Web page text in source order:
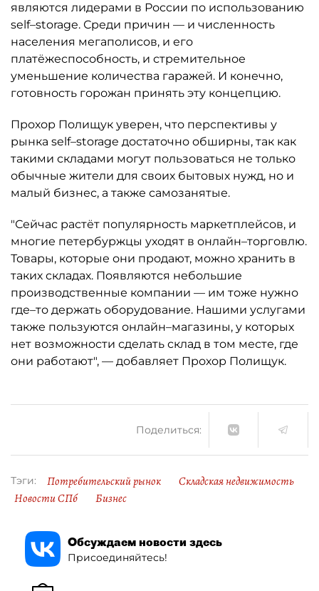
являются лидерами в России по использованию
self–storage. Среди причин — и численность
населения мегаполисов, и его
платёжеспособность, и стремительное
уменьшение количества гаражей. И конечно,
готовность горожан принять эту концепцию.
Прохор Полищук уверен, что перспективы у
рынка self–storage достаточно обширны, так как
такими складами могут пользоваться не только
обычные жители для своих бытовых нужд, но и
малый бизнес, а также самозанятые.
"Сейчас растёт популярность маркетплейсов, и
многие петербуржцы уходят в онлайн–торговлю.
Товары, которые они продают, можно хранить в
таких складах. Появляются небольшие
производственные компании — им тоже нужно
где–то держать оборудование. Нашими услугами
также пользуются онлайн–магазины, у которых
нет возможности сделать склад в том месте, где
они работают", — добавляет Прохор Полищук.
Поделиться:
Тэги: Потребительский рынок
Складская недвижимость
Новости СПб
Бизнес
Обсуждаем новости здесь
Присоединяйтесь!